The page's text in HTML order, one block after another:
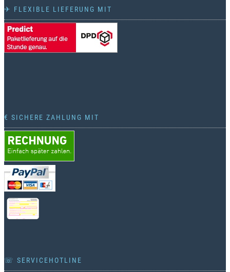
✈ FLEXIBLE LIEFERUNG MIT
€ SICHERE ZAHLUNG MIT
☏ SERVICEHOTLINE